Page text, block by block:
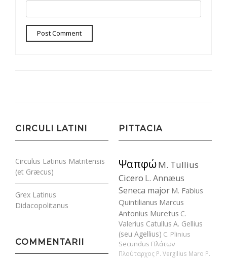
CIRCULI LATINI
Circulus Latinus Matritensis
(et Græcus)
Grex Latinus
Didacopolitanus
COMMENTARII
PITTACIA
ΨαπφώM. Tullius
Cicero L. Annæus
Seneca major M. Fabius
Quintilianus Marcus
Antonius Muretus C.
Valerius Catullus A. Gellius
(seu Agellius) C. Plinius
Secundus Πλάτων
Πλούταρχος P. Vergilius Maro P.